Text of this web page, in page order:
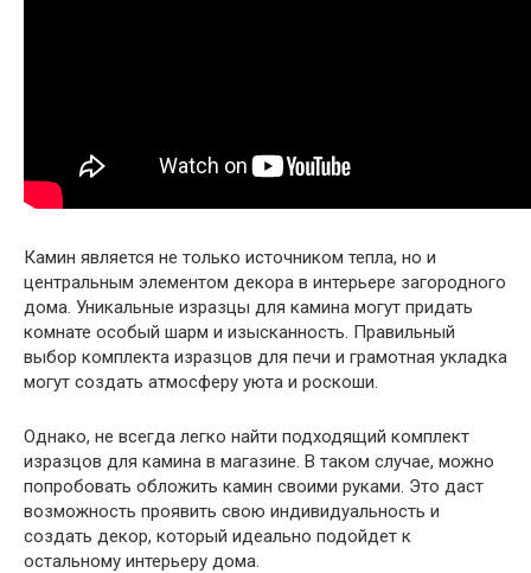
Камин является не только источником тепла, но и
центральным элементом декора в интерьере загородного
дома. Уникальные изразцы для камина могут придать
комнате особый шарм и изысканность. Правильный
выбор комплекта изразцов для печи и грамотная укладка
могут создать атмосферу уюта и роскоши.
Однако, не всегда легко найти подходящий комплект
изразцов для камина в магазине. В таком случае, можно
попробовать обложить камин своими руками. Это даст
возможность проявить свою индивидуальность и
создать декор, который идеально подойдет к
остальному интерьеру дома.